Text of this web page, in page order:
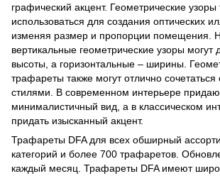
графический акцент. Геометрические узоры
использоваться для создания оптических
изменяя размер и пропорции помещения.
вертикальные геометрические узоры
высоты, а горизонтальные – ширины.
трафареты также могут отлично
стилями. В современном интерьере
минималистичный вид, а в классическом
придать изысканный акцент.
Трафареты DFA для всех обширный
категорий и более 700 трафаретов.
каждый месяц. Трафареты DFA имеют